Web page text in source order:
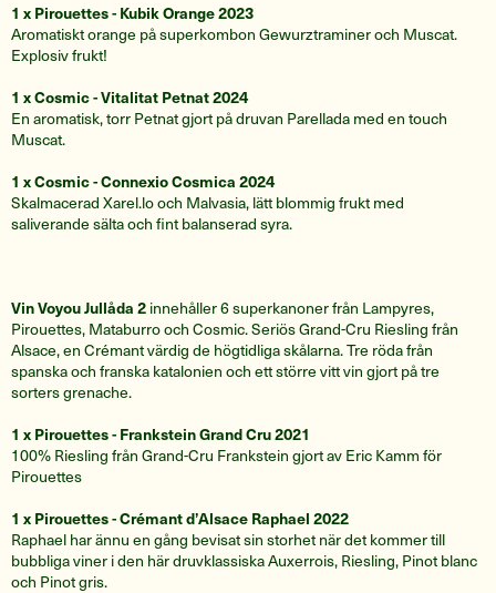
1 x Pirouettes - Kubik Orange 2023
Aromatiskt orange på superkombon Gewurztraminer och Muscat.
Explosiv frukt!
1 x Cosmic - Vitalitat Petnat 2024
En aromatisk, torr Petnat gjort på druvan Parellada med en touch
Muscat.
1 x Cosmic - Connexio Cosmica 2024
Skalmacerad Xarel.lo och Malvasia, lätt blommig frukt med
saliverande sälta och fint balanserad syra.
Vin Voyou Jullåda 2 innehåller 6 superkanoner från Lampyres,
Pirouettes, Mataburro och Cosmic. Seriös Grand-Cru Riesling från
Alsace, en Crémant värdig de högtidliga skålarna. Tre röda från
spanska och franska katalonien och ett större vitt vin gjort på tre
sorters grenache.
1 x Pirouettes - Frankstein Grand Cru 2021
100% Riesling från Grand-Cru Frankstein gjort av Eric Kamm för
Pirouettes
1 x Pirouettes - Crémant d’Alsace Raphael 2022
Raphael har ännu en gång bevisat sin storhet när det kommer till
bubbliga viner i den här druvklassiska Auxerrois, Riesling, Pinot blanc
och Pinot gris.